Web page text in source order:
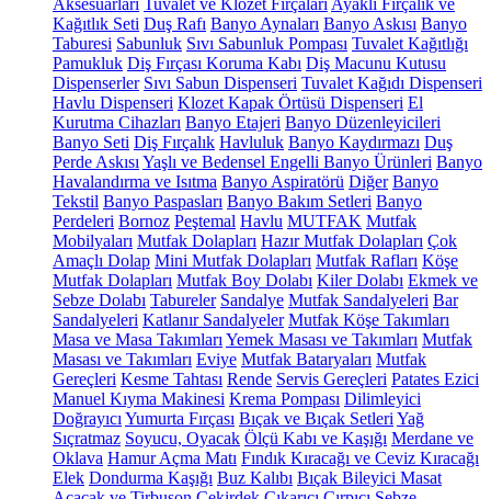
Aksesuarları Tuvalet ve Klozet Fırçaları Ayaklı Fırçalık ve
Kağıtlık Seti Duş Rafı Banyo Aynaları Banyo Askısı Banyo
Taburesi Sabunluk Sıvı Sabunluk Pompası Tuvalet Kağıtlığı
Pamukluk Diş Fırçası Koruma Kabı Diş Macunu Kutusu
Dispenserler Sıvı Sabun Dispenseri Tuvalet Kağıdı Dispenseri
Havlu Dispenseri Klozet Kapak Örtüsü Dispenseri El
Kurutma Cihazları Banyo Etajeri Banyo Düzenleyicileri
Banyo Seti Diş Fırçalık Havluluk Banyo Kaydırmazı Duş
Perde Askısı Yaşlı ve Bedensel Engelli Banyo Ürünleri Banyo
Havalandırma ve Isıtma Banyo Aspiratörü Diğer Banyo
Tekstil Banyo Paspasları Banyo Bakım Setleri Banyo
Perdeleri Bornoz Peştemal Havlu MUTFAK Mutfak
Mobilyaları Mutfak Dolapları Hazır Mutfak Dolapları Çok
Amaçlı Dolap Mini Mutfak Dolapları Mutfak Rafları Köşe
Mutfak Dolapları Mutfak Boy Dolabı Kiler Dolabı Ekmek ve
Sebze Dolabı Tabureler Sandalye Mutfak Sandalyeleri Bar
Sandalyeleri Katlanır Sandalyeler Mutfak Köşe Takımları
Masa ve Masa Takımları Yemek Masası ve Takımları Mutfak
Masası ve Takımları Eviye Mutfak Bataryaları Mutfak
Gereçleri Kesme Tahtası Rende Servis Gereçleri Patates Ezici
Manuel Kıyma Makinesi Krema Pompası Dilimleyici
Doğrayıcı Yumurta Fırçası Bıçak ve Bıçak Setleri Yağ
Sıçratmaz Soyucu, Oyacak Ölçü Kabı ve Kaşığı Merdane ve
Oklava Hamur Açma Matı Fındık Kıracağı ve Ceviz Kıracağı
Elek Dondurma Kaşığı Buz Kalıbı Bıçak Bileyici Masat